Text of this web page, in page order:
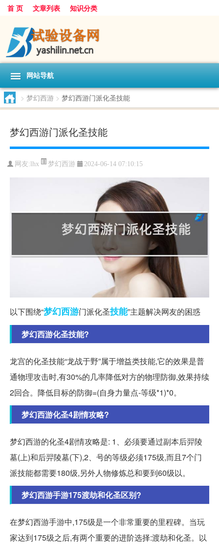
首 页 文章列表 知识分类
网站导航
> 梦幻西游 > 梦幻西游门派化圣技能
梦幻西游门派化圣技能
网友: lhx 梦幻西游 2024-06-14 07:10:15
以下围绕“梦幻西游门派化圣技能”主题解决网友的困惑
梦幻西游化圣技能?
龙宫的化圣技能“龙战于野”属于增益类技能,它的效果是普
通物理攻击时,有30%的几率降低对方的物理防御,效果持续
2回合。降低目标的防御=(自身力量点-等级*1)*0。
梦幻西游化圣4剧情攻略?
梦幻西游的化圣4剧情攻略是: 1、必须要通过副本后羿陵
墓(上)和后羿陵墓(下),2、号的等级必须175级,而且7个门
派技能都需要180级,另外人物修炼总和要到60级以。
梦幻西游手游175渡劫和化圣区别?
在梦幻西游手游中,175级是一个非常重要的里程碑。当玩
家达到175级之后,有两个重要的进阶选择:渡劫和化圣。以